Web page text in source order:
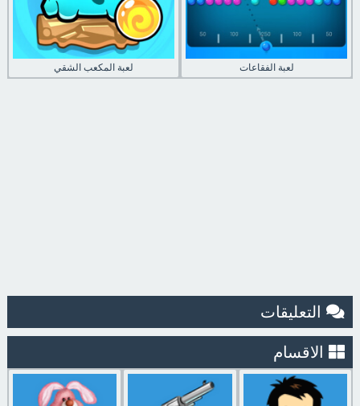
لعبة المكعب الشقي لعبة الفقاعات
التعليقات
الاقسام